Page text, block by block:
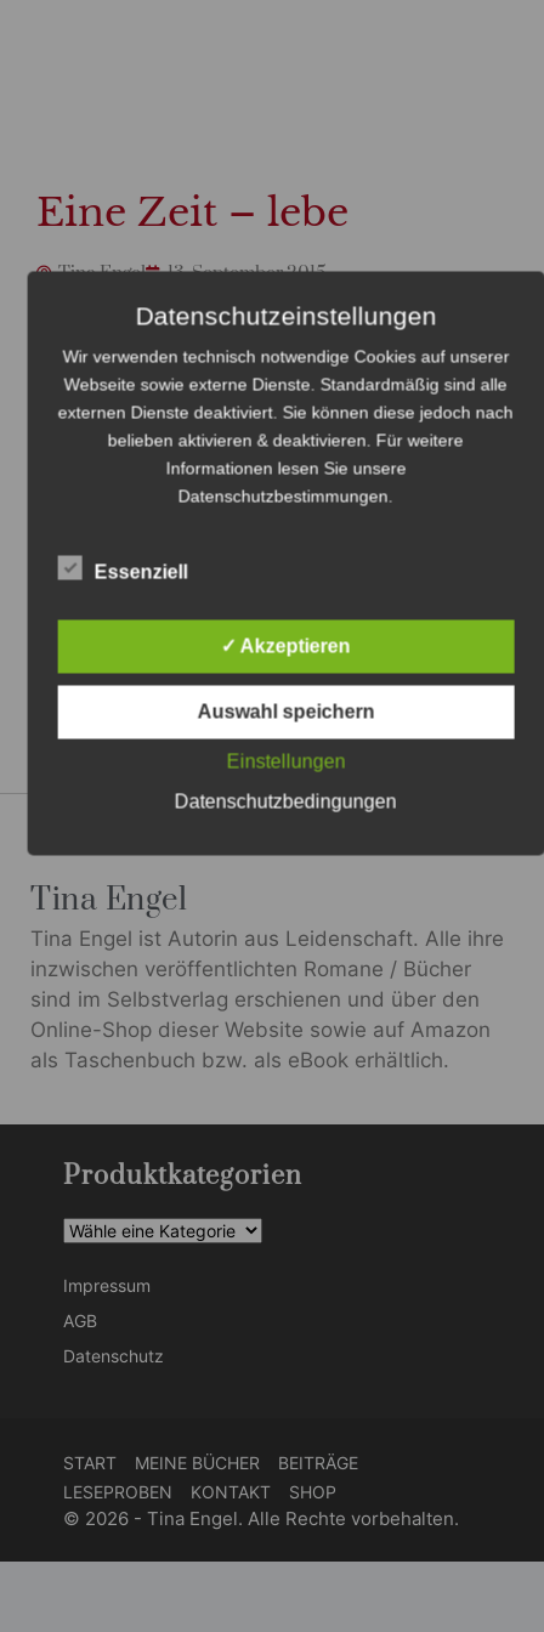
Eine Zeit – lebe
Tina Engel 13. September 2015
Tina Engel
Tina Engel ist Autorin aus Leidenschaft. Alle ihre
inzwischen veröffentlichten Romane / Bücher
sind im Selbstverlag erschienen und über den
Online-Shop dieser Website sowie auf Amazon
als Taschenbuch bzw. als eBook erhältlich.
Produktkategorien
Impressum
AGB
Datenschutz
START MEINE BÜCHER
BEITRÄGE
LESEPROBEN
KONTAKT SHOP
© 2026 - Tina Engel. Alle Rechte vorbehalten.
Datenschutzeinstellungen
Wir verwenden technisch notwendige Cookies auf unserer
Webseite sowie externe Dienste. Standardmäßig sind alle
externen Dienste deaktiviert. Sie können diese jedoch nach
belieben aktivieren & deaktivieren. Für weitere
Informationen lesen Sie unsere
Datenschutzbestimmungen.
Essenziell
✓ Akzeptieren
Auswahl speichern
Einstellungen
Datenschutzbedingungen